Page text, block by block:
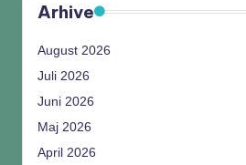
Arhive
August 2026
Juli 2026
Juni 2026
Maj 2026
April 2026